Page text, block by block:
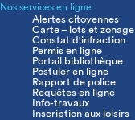
Nos services en ligne
Alertes citoyennes
Carte – lots et zonage
Constat d'infraction
Permis en ligne
Portail bibliothèque
Postuler en ligne
Rapport de police
Requêtes en ligne
Info-travaux
Inscription aux loisirs